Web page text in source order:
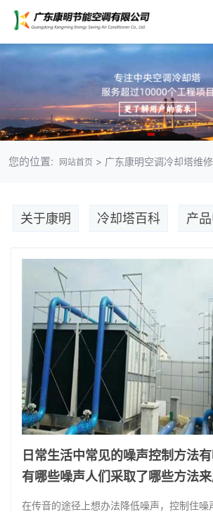
您的位置: 网站首页 > 广东康明空调冷却塔维
关于康明 冷却塔百科 产
日常生活中常见的噪声控制方法
有哪些噪声人们采取了哪些方法
在传音的途径上想办法降低噪声，控制住噪